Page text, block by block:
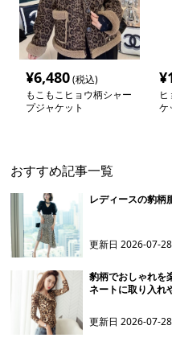
¥6,480(税込)
もこもこヒョウ柄シャー
プジャケット
¥
ケ
おすすめ記事一覧
レディースの豹柄
更新日2026-07-28
豹柄でおしゃれを
ネートに取り入れ
更新日2026-07-28